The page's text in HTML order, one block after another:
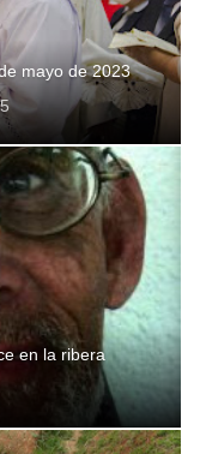
mayo de 2023
en la ribera